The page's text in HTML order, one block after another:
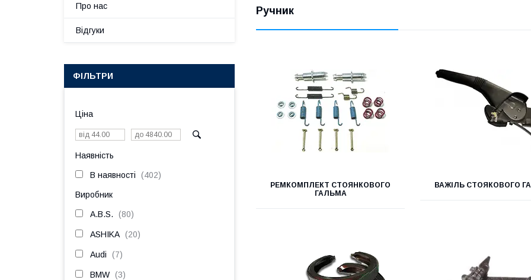
Ручник
РЕМКОМПЛЕКТ СТОЯНКОВОГО
ГАЛЬМА
ВАЖІЛЬ СТОЯКОВОГО
Про нас
Відгуки
ФІЛЬТРИ
Ціна
Наявність
В наявності 402
Виробник
A.B.S. 80
ASHIKA 20
Audi 7
BMW 3